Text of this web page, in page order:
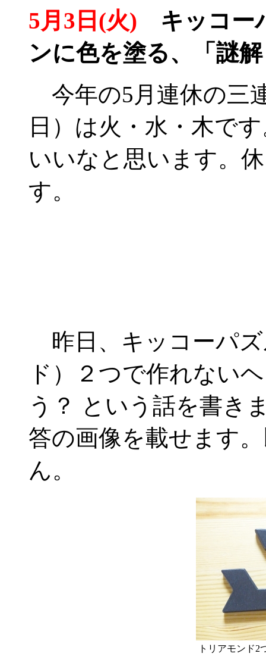
5月3日(火) キッコー
ンに色を塗る、「謎
今年の5月連休の三
日）は火・水・木で
いいなと思います。
す。
昨日、キッコーパ
ド）２つで作れない
う？ という話を書き
答の画像を載せます
ん。
トリアモンド2